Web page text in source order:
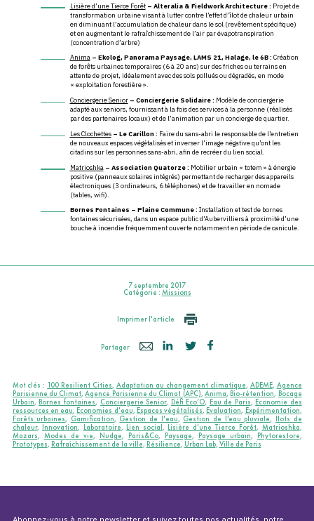
Lisière d’une Tierce Forêt– Alteralia & Fieldwork Architecture : Projet de
transformation urbaine visant à lutter contre l’effet d’îlot de chaleur urbain
en diminuant l’accumulation de chaleur dans le sol (revêtement spécifique)
et en augmentant le rafraîchissement de l’air par évapotranspiration
(concentration d’arbre)
Anima– Ekolog, Panorama Paysage, LAMS 21, Halage, le 6B : Création
de forêts urbaines temporaires (6 à 20 ans) sur des friches ou terrains en
attente de projet, idéalement avec des sols pollués ou dégradés, en mode
« exploitation forestière ».
Conciergerie Senior– Conciergerie Solidaire : Modèle de conciergerie
adapté aux seniors, fournissant à la fois des services à la personne (réalisés
par des partenaires locaux) et de l’animation par un concierge de quartier.
Les Clochettes– Le Carillon : Faire du sans-abri le responsable de l’entretien
de nouveaux espaces végétalisés et inverser l’image négative qu’ont les
citadins sur les personnes sans-abri, afin de recréer du lien social.
Matrioshka– Association Quatorze : Mobilier urbain « totem » à énergie
positive (panneaux solaires intégrés) permettant de recharger des appareils
électroniques (3 ordinateurs, 6 téléphones) et de travailler en nomade
(tables, wifi).
Bornes Fontaines – Plaine Commune : Installation et test de bornes
fontaines sécurisées, dans un espace public d’Aubervilliers à proximité d’une
bouche à incendie fréquemment ouverte notamment en période de canicule.
7 septembre 2017
Catégorie : Missions
Imprimer l'article
Partager
Mot clés : 100 Resilient Cities, Adaptation au changement climatique, ADEME, Agence
Parisienne du Climat,Agence Parisienne du Climat (APC), Anima, Bio-rétention, Bocage
Urbain, Bornes fontaines, Conciergerie Senior, Défi Eco’O, Eau de Paris, Economie des
ressources en eau, Economies d'eau, Espaces végétalisés, Evaluation, Expérimentation,
Forêts urbaines, Gamification, Gestion de l'eau, Gestion de l’eau pluviale, Ilots de
chaleur, Innovation, Laboratoire, Lien social, Lisière d’une Tierce Forêt, Matrioshka,
Mazars, Modes de vie, Nudge, Paris&Co, Paysage, Paysage urbain, Phytorestore,
Prototypes, Rafraîchissement de la ville, Résilience, Urban Lab, Ville de Paris